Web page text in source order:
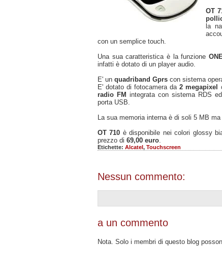
OT
la
con un semplice touch.
Una sua caratteristica è la funzione
infatti è dotato di un player audio.
E' un quadriband Gprs con sistema
E' dotato di fotocamera da2 megapixel
radio FM integrata con sistema RDS
porta USB.
La sua memoria interna è di soli 5 MB
OT 710 è disponibile nei colori glossy
prezzo di 69,00 euro
Etichette: Alcatel, Touchscreen
Nessun commento:
a un commento
Nota. Solo i membri di questo blog